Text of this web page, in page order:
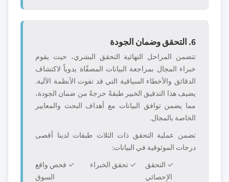
6. التحقق وضمان الجودة
تتضمن المراحل النهائية التحقق البشري، حيث يقوم
خبراء المجال بمراجعة البيانات المصفّاة يدوياً لاكتشاف
الدقائق والأخطاء السياقية التي قد تفوت الأنظمة الآلية.
يضيف هذا التدقيق الخبير طبقةً حرجةً من ضمان الجودة،
مما يضمن توافق البيانات مع أهداف البحث والمعايير
الخاصة بالمجال.
تضمن عملية التحقق ذات الثلاث طبقات لدينا أقصى
درجات الموثوقية في البيانات:
✓ التحقق
الإحصائي
✓ تحقق الخبراء
✓ فحص واقع
السوق